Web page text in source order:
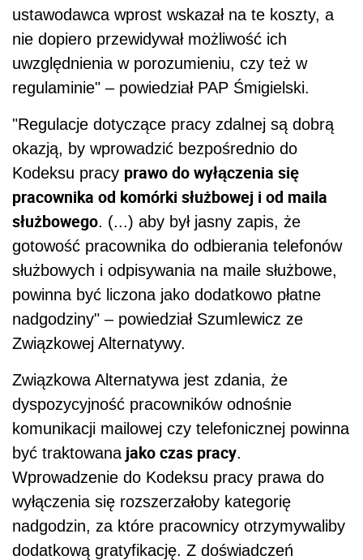
ustawodawca wprost wskazał na te koszty, a
nie dopiero przewidywał możliwość ich
uwzględnienia w porozumieniu, czy też w
regulaminie" – powiedział PAP Śmigielski.
"Regulacje dotyczące pracy zdalnej są dobrą
okazją, by wprowadzić bezpośrednio do
Kodeksu pracy prawo do wyłączenia się
pracownika od komórki służbowej i od maila
służbowego. (...) aby był jasny zapis, że
gotowość pracownika do odbierania telefonów
służbowych i odpisywania na maile służbowe,
powinna być liczona jako dodatkowo płatne
nadgodziny" – powiedział Szumlewicz ze
Związkowej Alternatywy.
Związkowa Alternatywa jest zdania, że
dyspozycyjność pracowników odnośnie
komunikacji mailowej czy telefonicznej powinna
być traktowanajako czas pracy.
Wprowadzenie do Kodeksu pracy prawa do
wyłączenia się rozszerzałoby kategorię
nadgodzin, za które pracownicy otrzymywaliby
dodatkową gratyfikację. Z doświadczeń